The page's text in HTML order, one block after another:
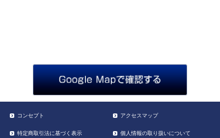
コンセプト アクセスマップ
特定商取引法に基づく表示 個人情報の取り扱いについて